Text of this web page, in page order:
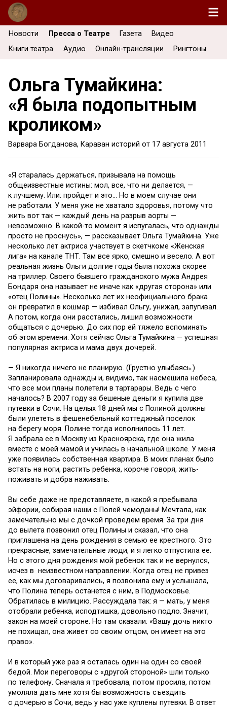
Новости Пресса о Театре Газета
Видео
Книги театра
Аудио Онлайн-трансляции Рингтоны
Ольга Тумайкина:
«Я была подопытным
кроликом»
Варвара Богданова, Караван историй от 17 августа 2011
«Я старалась держаться, призывала на помощь
общеизвестные истины: мол, все, что ни делается, —
к лучшему. Или: пройдет и это… Но в моем случае они
не работали. У меня уже не хватало здоровья, потому что
жить вот так — каждый день на разрыв аорты —
невозможно. В какой-то момент я испугалась, что однажды
просто не проснусь», — рассказывает Ольга Тумайкина. Уже
несколько лет актриса участвует в скетчкоме «Женская
лига» на канале ТНТ. Там все ярко, смешно и весело. А вот
реальная жизнь Ольги долгие годы была похожа скорее
на триллер. Своего бывшего гражданского мужа Андрея
Бондаря она называет не иначе как «другая сторона» или
«отец Полины». Несколько лет их неофициального брака
он превратил в кошмар — избивал Ольгу, унижал, запугивал.
А потом, когда они расстались, лишил возможности
общаться с дочерью. До сих пор ей тяжело вспоминать
об этом времени. Хотя сейчас Ольга Тумайкина — успешная
популярная актриса и мама двух дочерей.
— Я никогда ничего не планирую. (Грустно улыбаясь.)
Запланировала однажды и, видимо, так насмешила небеса,
что все мои планы полетели в тартарары. Ведь с чего
началось? В 2007 году за бешеные деньги я купила две
путевки в Сочи. На целых 18 дней мы с Полиной должны
были улететь в фешенебельный коттеджный поселок
на берегу моря. Полине тогда исполнилось 11 лет.
Я забрала ее в Москву из Красноярска, где она жила
вместе с моей мамой и училась в начальной школе. У меня
уже появилась собственная квартира. В моих планах было
встать на ноги, растить ребенка, короче говоря, жить-
поживать и добра наживать.
Вы себе даже не представляете, в какой я пребывала
эйфории, собирая наши с Полей чемоданы! Мечтала, как
замечательно мы с дочкой проведем время. За три дня
до вылета позвонил отец Полины и сказал, что она
приглашена на день рождения в семью ее крестного. Это
прекрасные, замечательные люди, и я легко отпустила ее.
Но с этого дня рождения мой ребенок так и не вернулся,
исчез в неизвестном направлении. Когда отец не привез
ее, как мы договаривались, я позвонила ему и услышала,
что Полина теперь останется с ним, в Подмосковье.
Обратилась в милицию. Рассуждала так: я — мать, у меня
отобрали ребенка, исподтишка, довольно подло. Значит,
закон на моей стороне. Но там сказали: «Вашу дочь никто
не похищал, она живет со своим отцом, он имеет на это
право».
И в который уже раз я осталась один на один со своей
бедой. Мои переговоры с «другой стороной» шли только
по телефону. Сначала я требовала, потом просила, потом
умоляла дать мне хотя бы возможность съездить
с дочерью в Сочи, ведь у нас уже куплены путевки. В ответ